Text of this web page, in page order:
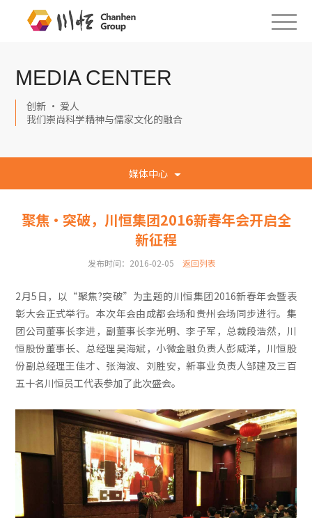
MEDIA CENTER
创新 · 爱人
我们崇尚科学精神与儒家文化的融合
媒体中心
聚焦·突破，川恒集团2016新春年会开启全
新征程
发布时间：2016-02-05 返回列表
2月5日，以“聚焦?突破”为主题的川恒集团2016新春年会暨表
彰大会正式举行。本次年会由成都会场和贵州会场同步进行。集
团公司董事长李进，副董事长李光明、李子军，总裁段浩然，川
恒股份董事长、总经理吴海斌，小微金融负责人彭威洋，川恒股
份副总经理王佳才、张海波、刘胜安，新事业负责人邹建及三百
五十名川恒员工代表参加了此次盛会。